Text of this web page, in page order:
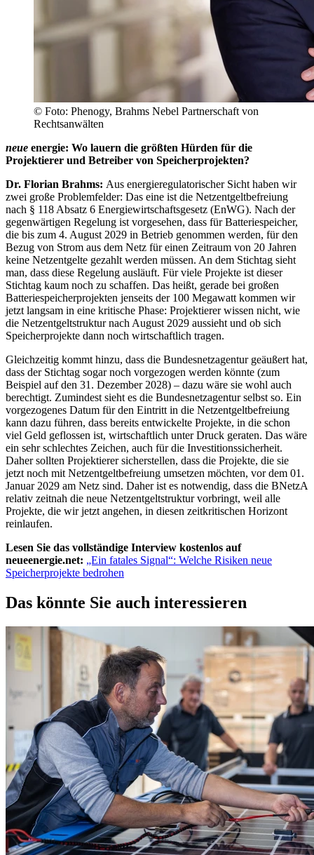
© Foto: Phenogy, Brahms Nebel Partnerschaft von
Rechtsanwälten
neue energie: Wo lauern die größten Hürden für die
Projektierer und Betreiber von Speicherprojekten?
Dr. Florian Brahms: Aus energieregulatorischer Sicht haben wir
zwei große Problemfelder: Das eine ist die Netzentgeltbefreiung
nach § 118 Absatz 6 Energiewirtschaftsgesetz (EnWG). Nach der
gegenwärtigen Regelung ist vorgesehen, dass für Batteriespeicher,
die bis zum 4. August 2029 in Betrieb genommen werden, für den
Bezug von Strom aus dem Netz für einen Zeitraum von 20 Jahren
keine Netzentgelte gezahlt werden müssen. An dem Stichtag sieht
man, dass diese Regelung ausläuft. Für viele Projekte ist dieser
Stichtag kaum noch zu schaffen. Das heißt, gerade bei großen
Batteriespeicherprojekten jenseits der 100 Megawatt kommen wir
jetzt langsam in eine kritische Phase: Projektierer wissen nicht, wie
die Netzentgeltstruktur nach August 2029 aussieht und ob sich
Speicherprojekte dann noch wirtschaftlich tragen.
Gleichzeitig kommt hinzu, dass die Bundesnetzagentur geäußert hat,
dass der Stichtag sogar noch vorgezogen werden könnte (zum
Beispiel auf den 31. Dezember 2028) – dazu wäre sie wohl auch
berechtigt. Zumindest sieht es die Bundesnetzagentur selbst so. Ein
vorgezogenes Datum für den Eintritt in die Netzentgeltbefreiung
kann dazu führen, dass bereits entwickelte Projekte, in die schon
viel Geld geflossen ist, wirtschaftlich unter Druck geraten. Das wäre
ein sehr schlechtes Zeichen, auch für die Investitionssicherheit.
Daher sollten Projektierer sicherstellen, dass die Projekte, die sie
jetzt noch mit Netzentgeltbefreiung umsetzen möchten, vor dem 01.
Januar 2029 am Netz sind. Daher ist es notwendig, dass die BNetzA
relativ zeitnah die neue Netzentgeltstruktur vorbringt, weil alle
Projekte, die wir jetzt angehen, in diesen zeitkritischen Horizont
reinlaufen.
Lesen Sie das vollständige Interview kostenlos auf
neueenergie.net: „Ein fatales Signal“: Welche Risiken neue
Speicherprojekte bedrohen
Das könnte Sie auch interessieren